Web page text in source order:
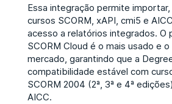
Essa integração permite
cursos SCORM, xAPI, cmi5 e
acesso a relatórios integrados. O
SCORM Cloud é o mais usado e
mercado, garantindo que a
compatibilidade estável com
SCORM 2004 (2ª, 3ª e 4ª
AICC.